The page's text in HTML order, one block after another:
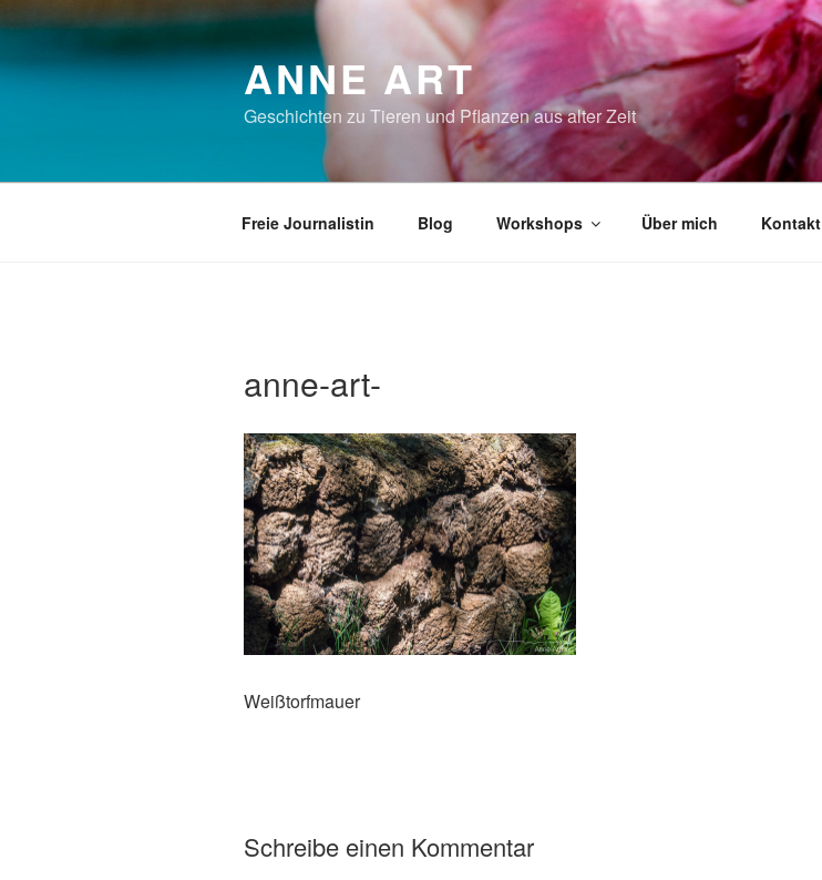
Zum
Inhalt
springen
ANNE ART
Geschichten zu Tieren und Pflanzen aus alter Zeit
Freie Journalistin Blog Workshops Über mich Kontakt
anne-art-
Weißtorfmauer
Schreibe einen Kommentar